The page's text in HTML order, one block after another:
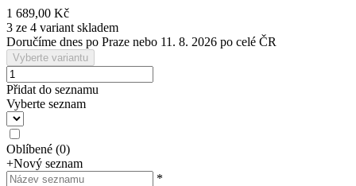
1 689,00 Kč
3 ze 4 variant skladem
Doručíme dnes po Praze nebo 11. 8. 2026 po celé ČR
Vyberte variantu
Přidat do seznamu
Vyberte seznam
Oblíbené (0)
+Nový seznam
*